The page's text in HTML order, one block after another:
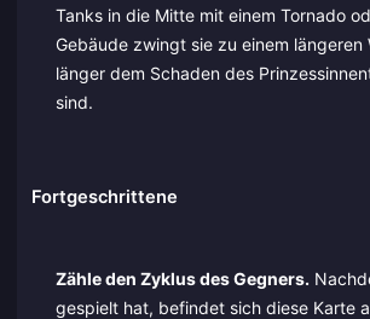
Tanks in die Mitte mit einem Tornado
Gebäude zwingt sie zu einem längeren
länger dem Schaden des
sind.
Fortgeschrittene
Zähle den Zyklus des Gegners.
gespielt hat, befindet sich diese Karte